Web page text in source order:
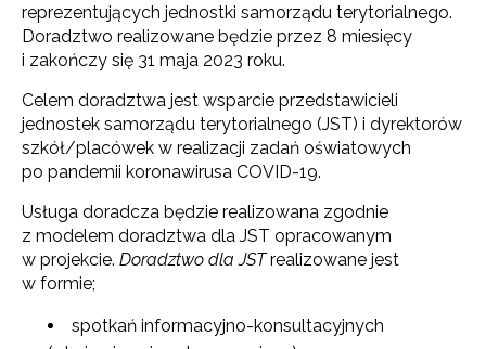
reprezentujących jednostki samorządu terytorialnego.
Doradztwo realizowane będzie przez 8 miesięcy
i zakończy się 31 maja 2023 roku.
Celem doradztwa jest wsparcie przedstawicieli
jednostek samorządu terytorialnego (JST) i dyrektorów
szkół/placówek w realizacji zadań oświatowych
po pandemii koronawirusa COVID-19.
Usługa doradcza będzie realizowana zgodnie
z modelem doradztwa dla JST opracowanym
w projekcie. Doradztwo dla JSTrealizowane jest
w formie;
spotkań informacyjno-konsultacyjnych